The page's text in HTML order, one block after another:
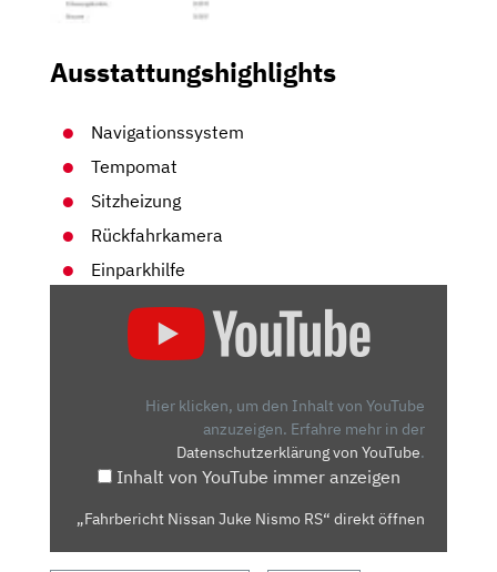
Ausstattungshighlights
Navigationssystem
Tempomat
Sitzheizung
Rückfahrkamera
Einparkhilfe
ANZEIGEN
Hier klicken, um den Inhalt von YouTube
anzuzeigen. Erfahre mehr in der
Datenschutzerklärung von YouTube.
Inhalt von YouTube immer anzeigen
„Fahrbericht Nissan Juke Nismo RS“ direkt öffnen